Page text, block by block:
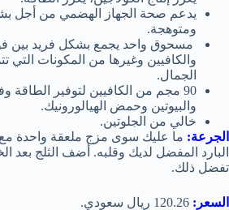
يدعم صحة الجهاز الهضمي من أجل
ومتوهجة.
مسحوق واحد يجمع بشكل فريد بين
والكافيين وغيرها من المكونات التي
الجمال.
والبيوتين وحمض الهيالورونيك.
خالي من الجلوتين.
الجرعة: ما عليك سوى مزج ملعقة واحدة
البارد المفضل لديك وقلبه. أضف الثلج بعد
تفضل ذلك.
السعر: 120.26 ريال سعودي.